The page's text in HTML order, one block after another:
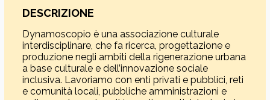
DESCRIZIONE
Dynamoscopio è una associazione culturale
interdisciplinare, che fa ricerca, progettazione e
produzione negli ambiti della rigenerazione urbana
a base culturale e dell’innovazione sociale
inclusiva. Lavoriamo con enti privati e pubblici, reti
e comunità locali, pubbliche amministrazioni e